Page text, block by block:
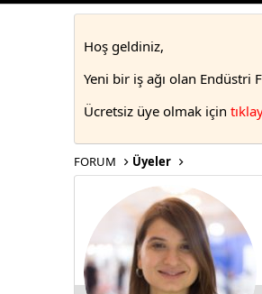
Hoş geldiniz,
Yeni bir iş ağı olan Endüstri
Ücretsiz üye olmak için
FORUM Üyeler